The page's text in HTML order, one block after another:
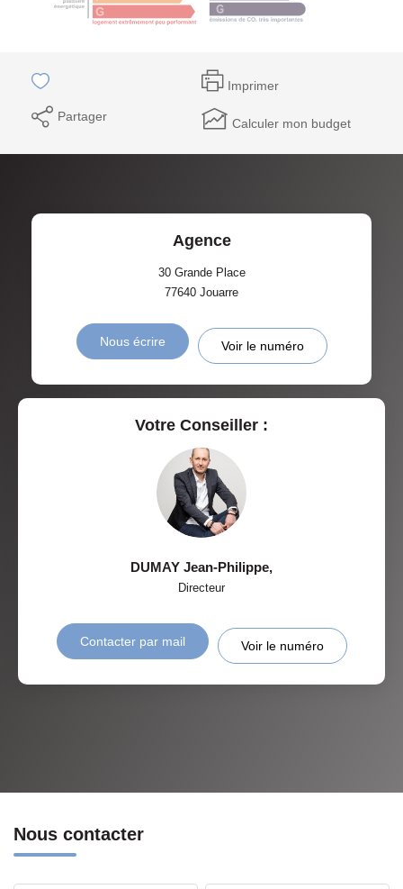
Imprimer
Partager Calculer mon budget
Agence
30 Grande Place
77640 Jouarre
Nous écrire Voir le numéro
Votre Conseiller :
DUMAY Jean-Philippe,
Directeur
Contacter par mail Voir le numéro
Nous contacter